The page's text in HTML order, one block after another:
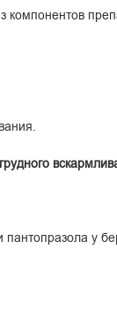
компонентов
пантопразола у